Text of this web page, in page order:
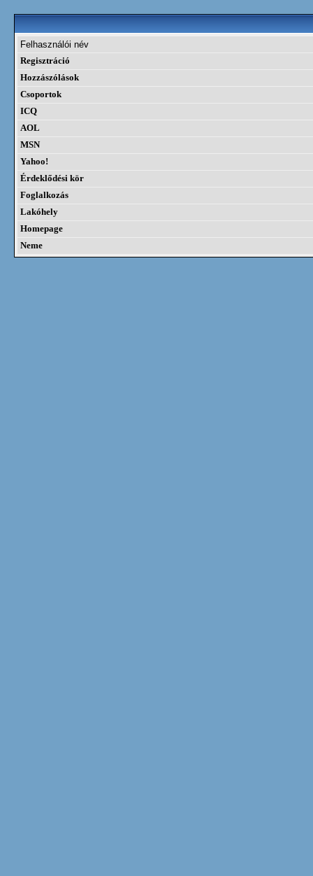
Felhasználói név
Regisztráció
Hozzászólások
Csoportok
ICQ
AOL
MSN
Yahoo!
Érdeklődési kör
Foglalkozás
Lakóhely
Homepage
Neme